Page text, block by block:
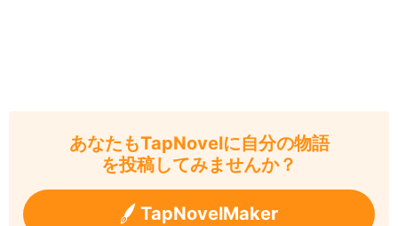
あなたもTapNovelに自分の物語
を投稿してみませんか？
TapNovelMaker